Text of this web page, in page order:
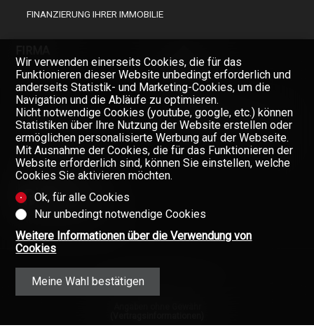
FINANZIERUNG IHRER IMMOBILIE
TEAM
ÜBER UNS
GAZETTE
KONTAKT
Verpassen Sie keine Objekte,
melden Sie sich kostenlos an.
Newsletter
Wir verwenden einerseits Cookies, die für das
Funktionieren dieser Website unbedingt erforderlich und
anderseits Statistik- und Marketing-Cookies, um die
Navigation und die Abläufe zu optimieren.
Nicht notwendige Cookies (youtube, google, etc.) können
Statistiken über Ihre Nutzung der Website erstellen oder
ermöglichen personalisierte Werbung auf der Webseite.
Mit Ausnahme der Cookies, die für das Funktionieren der
Website erforderlich sind, können Sie einstellen, welche
Cookies Sie aktivieren möchten.
Ok, für alle Cookies
Nur unbedingt notwendige Cookies
Weitere Informationen über die Verwendung von
Cookies
Meine Wahl bestätigen